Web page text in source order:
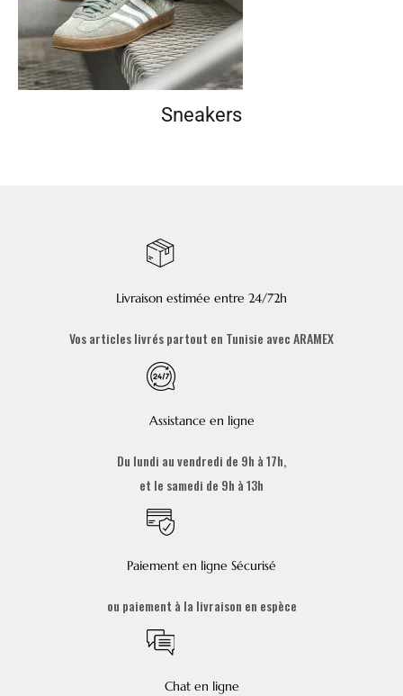
Sneakers
Livraison estimée entre 24/72h
Vos articles livrés partout en Tunisie avec ARAMEX
Assistance en ligne
Du lundi au vendredi de 9h à 17h,
et le samedi de 9h à 13h
Paiement en ligne Sécurisé
ou paiement à la livraison en espèce
Chat en ligne